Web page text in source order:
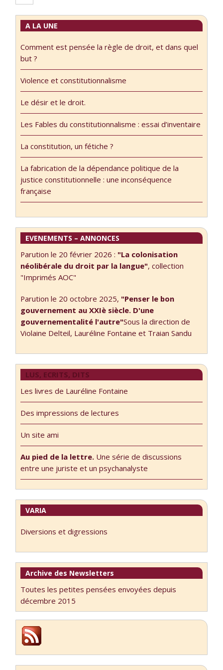
arrive vraiment.
Lorsque fin 2012
je fais paraître «
grand juriste ?
Essai sur les
juristes et la
pensée juridique
contemporaine »,
j’entends faire, …
compétences et
les qualités
supposées
offrant ainsi tous
légitimité. Une
légitimité
particulièrement
cela dit. Pour être
nommé à …
A LA UNE
Comment est pensée la règle de droit, et dans quel
but ?
Violence et constitutionnalisme
Le désir et le droit.
Les Fables du constitutionnalisme : essai d’inventaire
La constitution, un fétiche ?
La fabrication de la dépendance politique de la
justice constitutionnelle : une inconséquence
française
EVENEMENTS – ANNONCES
Parution le 20 février 2026 : "La colonisation
néolibérale du droit par la langue", collection
"Imprimés AOC"
Parution le 20 octobre 2025, "Penser le bon
gouvernement au XXIè siècle. D'une
gouvernementalité l'autre"Sous la direction de
Violaine Delteil, Lauréline Fontaine et Traian Sandu
LUS, ECRITS, DITS
Les livres de Lauréline Fontaine
Des impressions de lectures
Un site ami
Au pied de la lettre. Une série de discussions
entre une juriste et un psychanalyste
VARIA
Diversions et digressions
Archive des Newsletters
Toutes les petites pensées envoyées depuis
décembre 2015